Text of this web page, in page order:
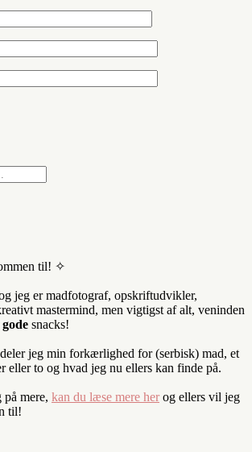
til! ✧
jeg er madfotograf, opskriftudvikler,
mastermind, men vigtigst af alt, veninden
gode snacks!
jeg min forkærlighed for (serbisk) mad, et
eller to og hvad jeg nu ellers kan finde på.
mere, kan du læse mere her og ellers vil jeg
til!